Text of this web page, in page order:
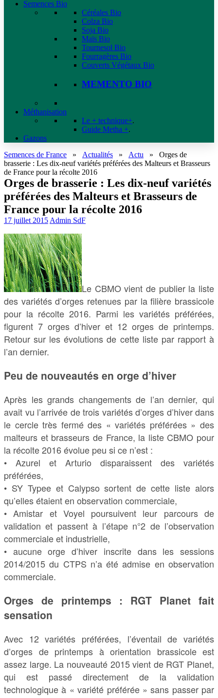
Semences Bio
Céréales Bio
Colza Bio
Soja Bio
Maïs Bio
Tournesol Bio
Fourragères Bio
Couverts Végétaux Bio
MEMENTO BIO
Méthanisation
Le + technique+.
Guide Metha +.
Gazons
Semences de France » Actualités » Actu » Orges de
brasserie : Les dix-neuf variétés préférées des Malteurs et Brasseurs
de France pour la récolte 2016
Orges de brasserie : Les dix-neuf variétés
préférées des Malteurs et Brasseurs de
France pour la récolte 2016
17 juillet 2015 Admin SdF
Le CBMO vient de publier la liste
des variétés d’orges retenues par la filière brassicole
pour la récolte 2016. Parmi les variétés préférées,
figurent 7 orges d’hiver et 12 orges de printemps.
Retour sur les évolutions de cette liste par rapport à
l’an dernier.
Peu de nouveautés en orge d’hiver
Après les grands changements de l’an dernier, qui
avait vu l’arrivée de trois variétés d’orges d’hiver dans
le cercle très fermé des « variétés préférées » des
malteurs et brasseurs de France, la liste CBMO pour
la récolte 2016 évolue peu si ce n’est :
• Azurel et Arturio disparaissent des variétés
préférées,
• SY Typee et Calypso sortent de cette liste alors
qu’elles étaient en observation commerciale,
• Amistar et Voyel poursuivent leur parcours de
validation et passent à l’étape n°2 de l’observation
commerciale et industrielle,
• aucune orge d’hiver inscrite dans les sessions
2014/2015 du CTPS n’a été admise en observation
commerciale.
Orges de printemps : RGT Planet fait
sensation
Avec 12 variétés préférées, l’éventail de variétés
d’orges de printemps à orientation brassicole est
assez large. La nouveauté 2015 vient de RGT Planet,
qui est passé directement de la validation
technologique à « variété préférée » sans passer par